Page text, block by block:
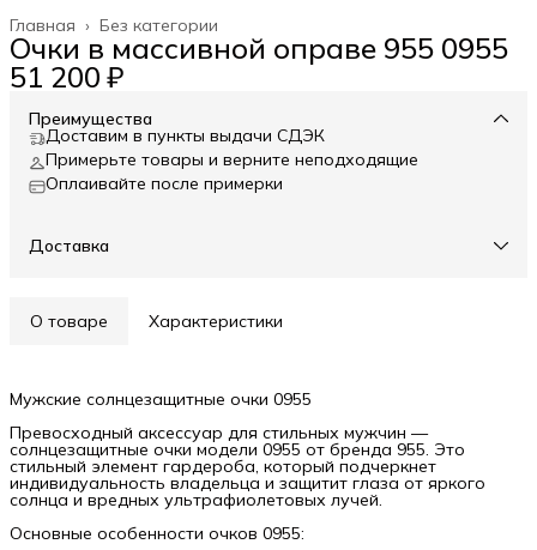
Без категории
Главная ›
Очки в массивной оправе 955 0955
51 200 ₽
Преимущества
Доставим в пункты выдачи СДЭК
Примерьте товары и верните неподходящие
Оплаивайте после примерки
Доставка
О товаре Характеристики
Мужские солнцезащитные очки 0955
Превосходный аксессуар для стильных мужчин —
солнцезащитные очки модели 0955 от бренда 955. Это
стильный элемент гардероба, который подчеркнет
индивидуальность владельца и защитит глаза от яркого
солнца и вредных ультрафиолетовых лучей.
Основные особенности очков 0955: